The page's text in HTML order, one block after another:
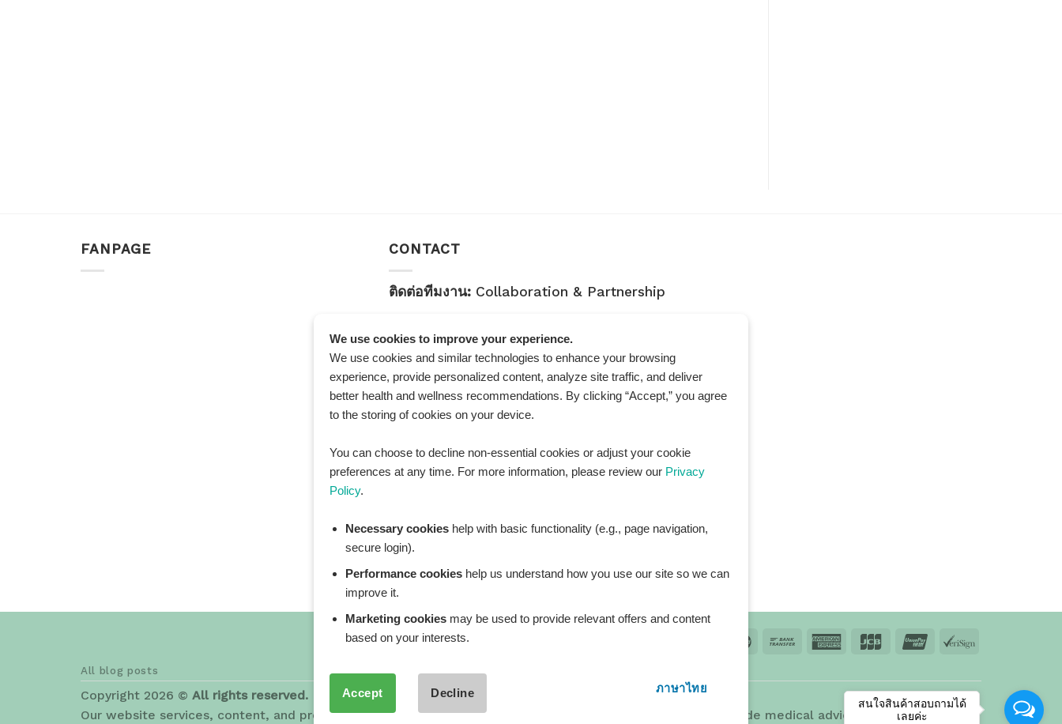
FANPAGE CONTACT
ติดต่อทีมงาน: Collaboration & Partnership
คำถามทั่วไป:General Inquiry
LINE Official ID:
@Healthplatz
เพิ่มเพื่อนAdd LINE :
https://lin.ee/sqNlLtc
All blog posts
Copyright 2026 © All rights reserved. HEALTHPLATZ™ is a registered trademark of Adbrandture Co., Ltd.
Our website services, content, and products are for informational purposes only. Healthplatz does not provide medical advice, diagnosis, or
We use cookies to improve your experience.
We use cookies and similar technologies to enhance your browsing
experience, provide personalized content, analyze site traffic, and deliver
better health and wellness recommendations. By clicking “Accept,” you agree
to the storing of cookies on your device.
You can choose to decline non-essential cookies or adjust your cookie
preferences at any time. For more information, please review our Privacy
Policy.
Necessary cookies help with basic functionality (e.g., page navigation,
secure login).
Performance cookies help us understand how you use our site so we can
improve it.
Marketing cookies may be used to provide relevant offers and content
based on your interests.
Accept Decline
ภาษาไทย
สนใจสินค้าสอบถามได้
เลยค่ะ